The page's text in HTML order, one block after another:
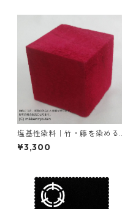
塩基性染料｜竹・籐を染める
｜100g｜塩基性レット（赤色
系）
¥3,300